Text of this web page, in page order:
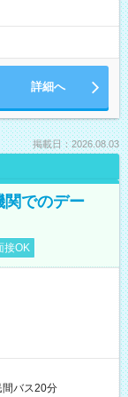
詳細へ
掲載日：2026.08.03
関でのデー
接OK
間バス20分